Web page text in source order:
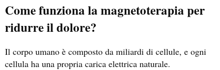
Come funziona la magnetoterapia per
ridurre il dolore?
Il corpo umano è composto da miliardi di cellule, e ogni
cellula ha una propria carica elettrica naturale.